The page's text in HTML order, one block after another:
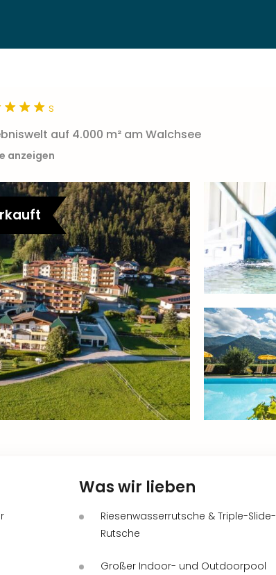
s
auf 4.000 m² am Walchsee
anzeigen
Was wir lieben
Riesenwasserrutsche & Triple-Slide-
Rutsche
Großer Indoor- und Outdoorpool